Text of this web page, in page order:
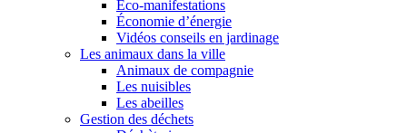
Éco-manifestations
Économie d’énergie
Vidéos conseils en jardinage
Les animaux dans la ville
Animaux de compagnie
Les nuisibles
Les abeilles
Gestion des déchets